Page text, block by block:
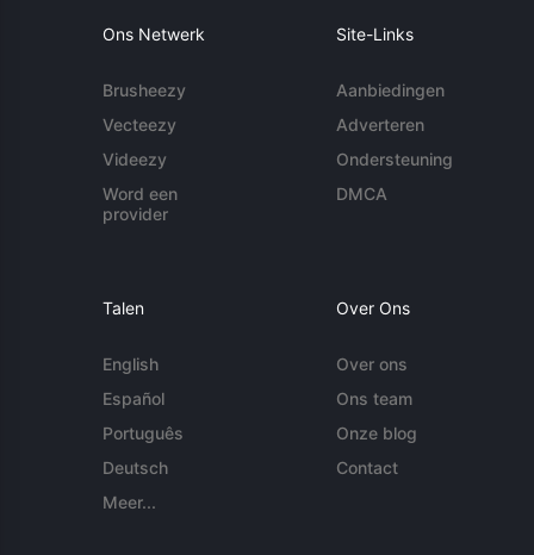
Ons Netwerk
Brusheezy
Vecteezy
Videezy
Word een
provider
Site-Links
Aanbiedingen
Adverteren
Ondersteuning
DMCA
Talen
English
Español
Português
Deutsch
Meer...
Over Ons
Over ons
Ons team
Onze blog
Contact